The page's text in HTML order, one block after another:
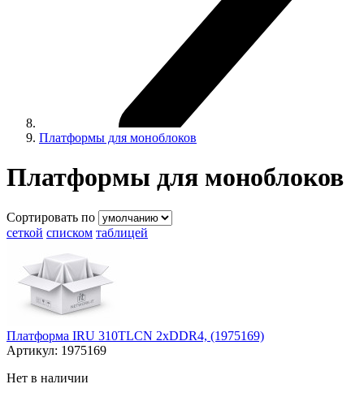
Платформы для моноблоков
Платформы для моноблоков
Сортировать по
сеткой списком таблицей
Платформа IRU 310TLCN 2xDDR4, (1975169)
Артикул: 1975169
Нет в наличии